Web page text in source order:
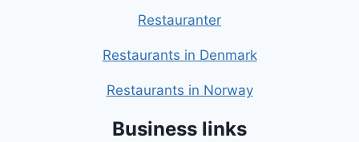
Restauranter
Restaurants in Denmark
Restaurants in Norway
Business links